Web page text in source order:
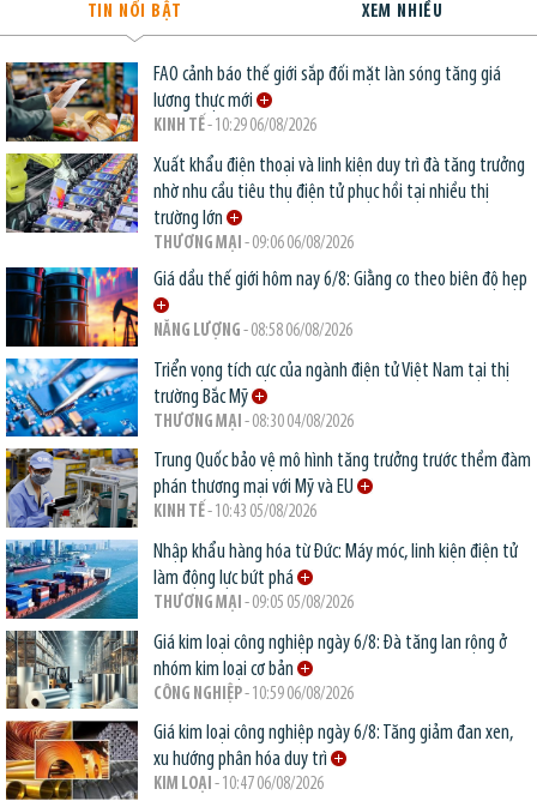
TIN NỔI BẬT XEM NHIỀU
FAO cảnh báo thế giới sắp đối mặt làn sóng tăng giá
lương thực mới
KINH TẾ- 10:29 06/08/2026
Xuất khẩu điện thoại và linh kiện duy trì đà tăng trưởng
nhờ nhu cầu tiêu thụ điện tử phục hồi tại nhiều thị
trường lớn
THƯƠNG MẠI - 09:06 06/08/2026
Giá dầu thế giới hôm nay 6/8: Giằng co theo biên độ hẹp
NĂNG LƯỢNG - 08:58 06/08/2026
Triển vọng tích cực của ngành điện tử Việt Nam tại thị
trường Bắc Mỹ
THƯƠNG MẠI - 08:30 04/08/2026
Trung Quốc bảo vệ mô hình tăng trưởng trước thềm đàm
phán thương mại với Mỹ và EU
KINH TẾ- 10:43 05/08/2026
Nhập khẩu hàng hóa từ Đức: Máy móc, linh kiện điện tử
làm động lực bứt phá
THƯƠNG MẠI - 09:05 05/08/2026
Giá kim loại công nghiệp ngày 6/8: Đà tăng lan rộng ở
nhóm kim loại cơ bản
CÔNG NGHIỆP- 10:59 06/08/2026
Giá kim loại công nghiệp ngày 6/8: Tăng giảm đan xen,
xu hướng phân hóa duy trì
KIM LOẠI - 10:47 06/08/2026